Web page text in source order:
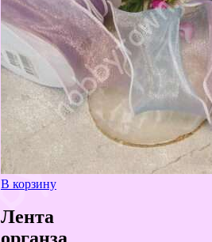
В корзину
Лента